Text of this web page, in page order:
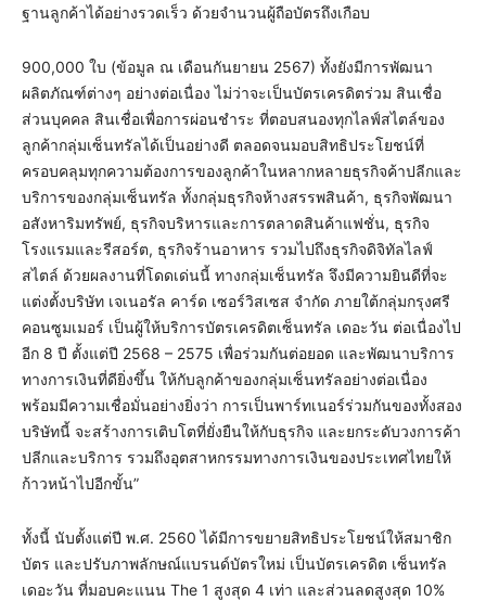
ฐานลูกค้าได้อย่างรวดเร็ว ด้วยจำนวนผู้ถือบัตรถึงเกือบ
900,000 ใบ (ข้อมูล ณ เดือนกันยายน 2567) ทั้งยังมีการพัฒนา
ผลิตภัณฑ์ต่างๆ อย่างต่อเนื่อง ไม่ว่าจะเป็นบัตรเครดิตร่วม สินเชื่อ
ส่วนบุคคล สินเชื่อเพื่อการผ่อนชำระ ที่ตอบสนองทุกไลฟ์สไตล์ของ
ลูกค้ากลุ่มเซ็นทรัลได้เป็นอย่างดี ตลอดจนมอบสิทธิประโยชน์ที่
ครอบคลุมทุกความต้องการของลูกค้าในหลากหลายธุรกิจค้าปลีกและ
บริการของกลุ่มเซ็นทรัล ทั้งกลุ่มธุรกิจห้างสรรพสินค้า, ธุรกิจพัฒนา
อสังหาริมทรัพย์, ธุรกิจบริหารและการตลาดสินค้าแฟชั่น, ธุรกิจ
โรงแรมและรีสอร์ต, ธุรกิจร้านอาหาร รวมไปถึงธุรกิจดิจิทัลไลฟ์
สไตล์ ด้วยผลงานที่โดดเด่นนี้ ทางกลุ่มเซ็นทรัล จึงมีความยินดีที่จะ
แต่งตั้งบริษัท เจเนอรัล คาร์ด เซอร์วิสเซส จำกัด ภายใต้กลุ่มกรุงศรี
คอนซูมเมอร์ เป็นผู้ให้บริการบัตรเครดิตเซ็นทรัล เดอะวัน ต่อเนื่องไป
อีก 8 ปี ตั้งแต่ปี 2568 – 2575 เพื่อร่วมกันต่อยอด และพัฒนาบริการ
ทางการเงินที่ดียิ่งขึ้น ให้กับลูกค้าของกลุ่มเซ็นทรัลอย่างต่อเนื่อง
พร้อมมีความเชื่อมั่นอย่างยิ่งว่า การเป็นพาร์ทเนอร์ร่วมกันของทั้งสอง
บริษัทนี้ จะสร้างการเติบโตที่ยั่งยืนให้กับธุรกิจ และยกระดับวงการค้า
ปลีกและบริการ รวมถึงอุตสาหกรรมทางการเงินของประเทศไทยให้
ก้าวหน้าไปอีกขั้น”
ทั้งนี้ นับตั้งแต่ปี พ.ศ. 2560 ได้มีการขยายสิทธิประโยชน์ให้สมาชิก
บัตร และปรับภาพลักษณ์แบรนด์บัตรใหม่ เป็นบัตรเครดิต เซ็นทรัล
เดอะวัน ที่มอบคะแนน The 1 สูงสุด 4 เท่า และส่วนลดสูงสุด 10%